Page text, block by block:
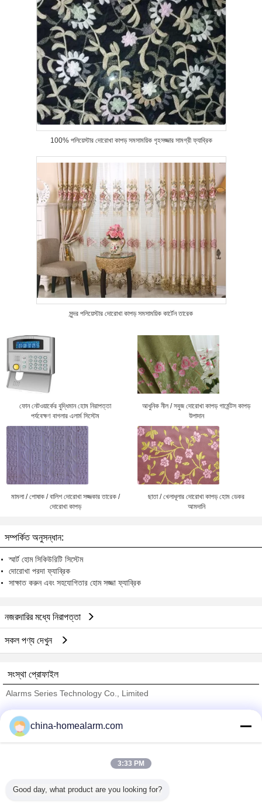
100% পলিয়েস্টার দোরোখা কাপড় সমসাময়িক গৃহসজ্জার সামগ্রী ফ্যাব্রিক
সুন্দর পলিয়েস্টার দোরোখা কাপড় সমসাময়িক কার্টেন তারেক
ফোন নেটওয়ার্কের বুদ্ধিমান হোম নিরাপত্তা
পর্যবেক্ষণ বাগলার এলার্ম সিস্টেম
আধুনিক নীল / সবুজ দোরোখা কাপড় গার্মেন্টস কাপড়
উপাদান
মামলা / পোষাক / বালিশ দোরোখা সজ্জকার তারেক /
দোরোখা কাপড়
ছাতা / খেলাধূলার দোরোখা কাপড় হোম ডেকর
আমদানি
সম্পর্কিত অনুসন্ধান:
স্মার্ট হোম সিকিউরিটি সিস্টেম
দোরোখা পরদা ফ্যাব্রিক
সাক্ষাত করুন এবং সহযোগিতার হোম সজ্জা ফ্যাব্রিক
নজরদারির মধ্যে নিরাপত্তা
সকল পণ্য দেখুন
সংস্থা প্রোফাইল
Alarms Series Technology Co., Limited
Trust Seal
Verified Suplier
china-homealarm.com
3:33 PM
Good day, what product are you looking for?